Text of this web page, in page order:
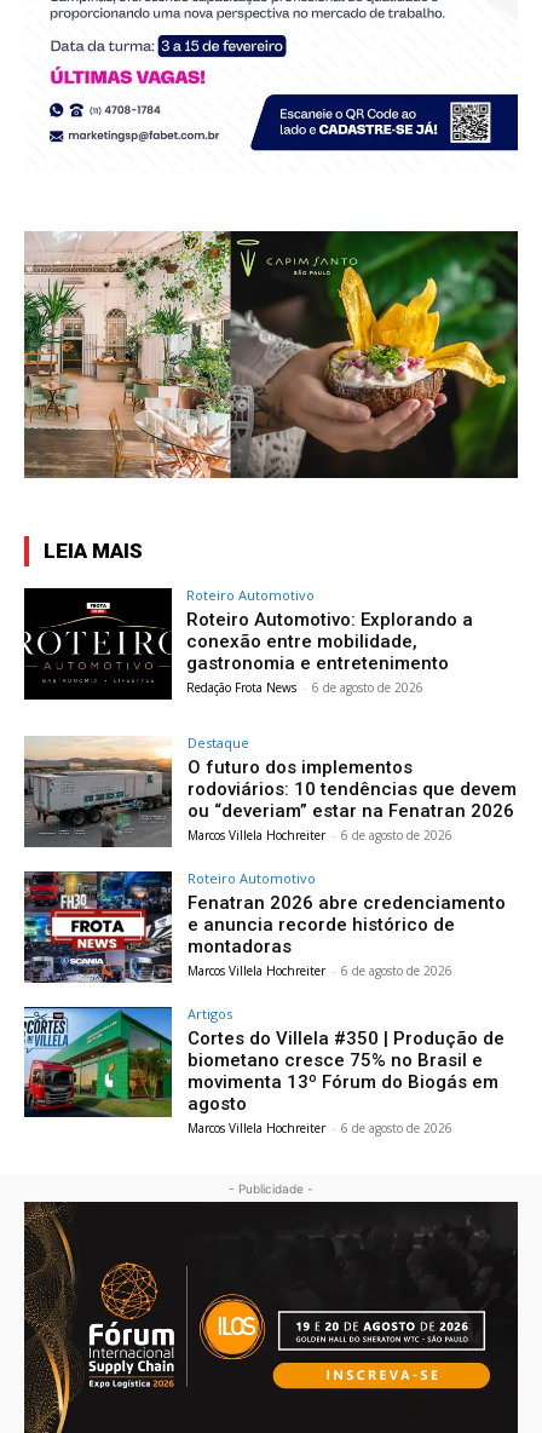
LEIA MAIS
Roteiro Automotivo
Roteiro Automotivo: Explorando a
conexão entre mobilidade,
gastronomia e entretenimento
Redação Frota News - 6 de agosto de 2026
Destaque
O futuro dos implementos
rodoviários: 10 tendências que devem
ou “deveriam” estar na Fenatran 2026
Marcos Villela Hochreiter - 6 de agosto de 2026
Roteiro Automotivo
Fenatran 2026 abre credenciamento
e anuncia recorde histórico de
montadoras
Marcos Villela Hochreiter - 6 de agosto de 2026
Artigos
Cortes do Villela #350 | Produção de
biometano cresce 75% no Brasil e
movimenta 13º Fórum do Biogás em
agosto
Marcos Villela Hochreiter - 6 de agosto de 2026
- Publicidade -